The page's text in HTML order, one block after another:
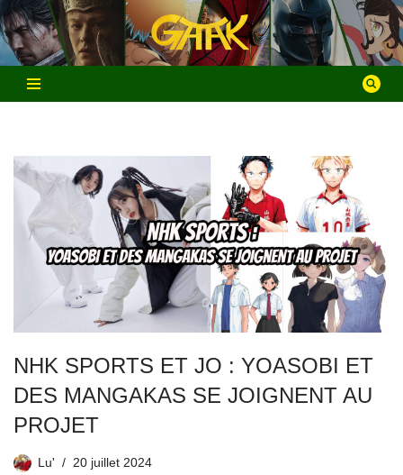
Aller
au
contenu
NHK SPORTS ET JO : YOASOBI ET
DES MANGAKAS SE JOIGNENT AU
PROJET
Lu' 20 juillet 2024